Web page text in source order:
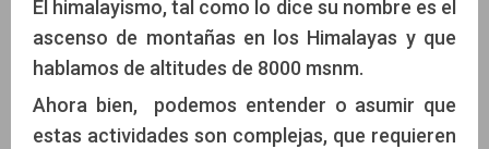
El himalayismo, tal como lo dice su nombre es el
ascenso de montañas en los Himalayas y que
hablamos de altitudes de 8000 msnm.
Ahora bien, podemos entender o asumir que
estas actividades son complejas, que requieren